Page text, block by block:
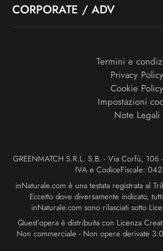
CORPORATE / ADV
Termini e
Privacy Policy
Cookie Policy
Impostazioni
Note Legali
GREENMATCH S.R.L. S.B. - Via Corfù, 106
IVA e CodiceFiscale:
inNaturale.com è una testata registrata al
Eccetto dove diversamente indicato,
inNaturale.com sono rilasciati sotto
Quest’opera è distribuita con Licenza
Non commerciale - Non opere derivate